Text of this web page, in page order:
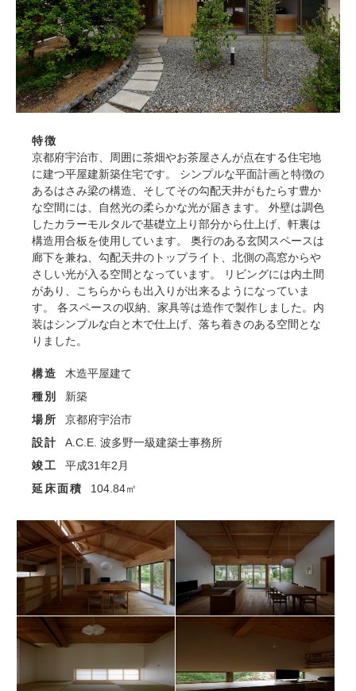
特徴
京都府宇治市、周囲に茶畑やお茶屋さんが点在する住宅地
に建つ平屋建新築住宅です。 シンプルな平面計画と特徴の
あるはさみ梁の構造、そしてその勾配天井がもたらす豊か
な空間には、自然光の柔らかな光が届きます。 外壁は調色
したカラーモルタルで基礎立上り部分から仕上げ、軒裏は
構造用合板を使用しています。 奥行のある玄関スペースは
廊下を兼ね、勾配天井のトップライト、北側の高窓からや
さしい光が入る空間となっています。 リビングには内土間
があり、こちらからも出入りが出来るようになっていま
す。 各スペースの収納、家具等は造作で製作しました。内
装はシンプルな白と木で仕上げ、落ち着きのある空間とな
りました。
構造
木造平屋建て
種別
新築
場所
京都府宇治市
設計
A.C.E. 波多野一級建築士事務所
竣工
平成31年2月
延床面積
104.84㎡